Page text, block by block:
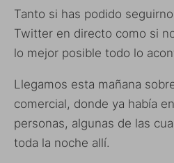
Tanto si has podido
Twitter en directo como si
lo mejor posible todo lo
Llegamos esta mañana
comercial, donde ya había
personas, algunas de las
toda la noche allí.